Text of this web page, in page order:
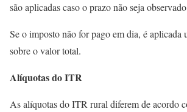
são aplicadas caso o prazo não seja
Se o imposto não for pago em dia, é aplicada
sobre o valor total.
Alíquotas do ITR
As alíquotas do ITR rural diferem de acordo